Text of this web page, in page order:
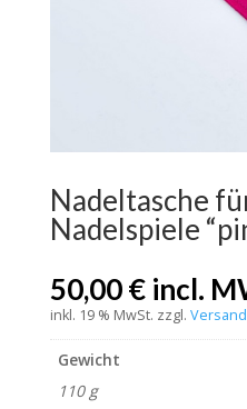
Nadeltasche
Nadelspiele
50,00€ incl.
inkl. 19 % MwSt. zzgl.
Gewicht
110 g